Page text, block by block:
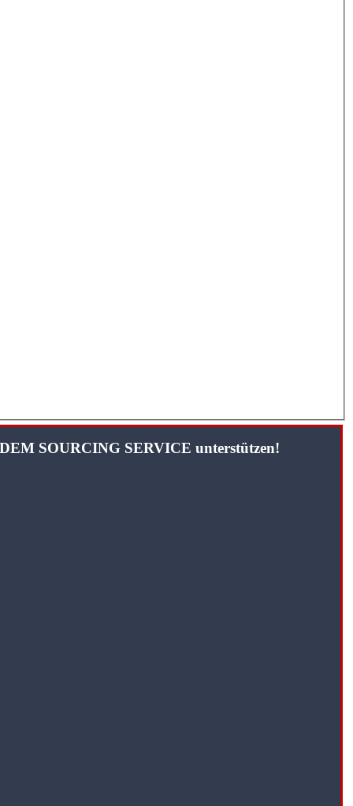
SOURCING SERVICE unterstützen!